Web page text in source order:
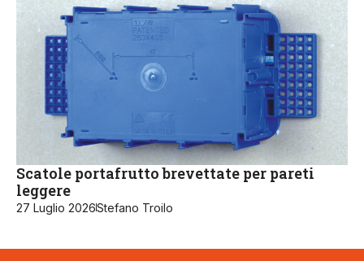
Scatole portafrutto brevettate per pareti
leggere
27 Luglio 2026Stefano Troilo